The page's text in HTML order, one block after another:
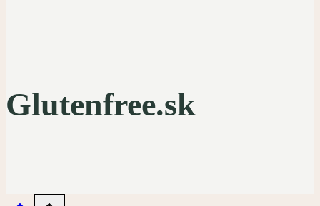
Glutenfree.sk